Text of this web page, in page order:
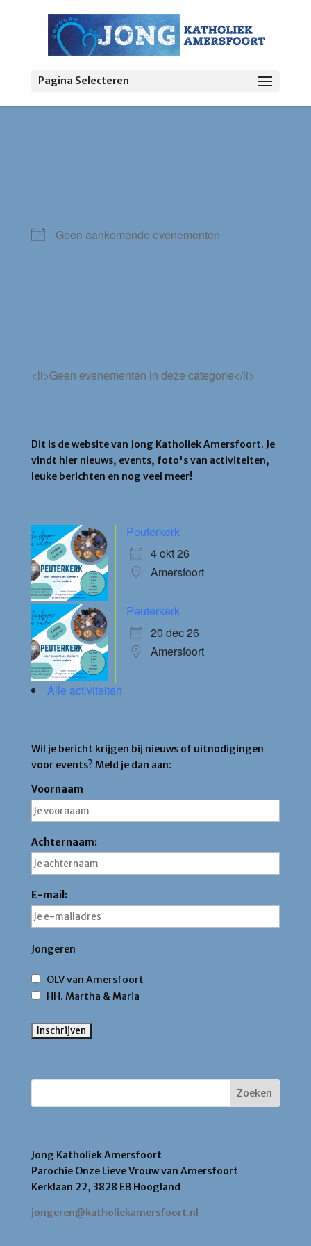
Pagina Selecteren
Geen aankomende evenementen
<li>Geen evenementen in deze categorie</li>
Dit is de website van Jong Katholiek Amersfoort. Je
vindt hier nieuws, events, foto's van activiteiten,
leuke berichten en nog veel meer!
Peuterkerk
4 okt 26
Amersfoort
Peuterkerk
20 dec 26
Amersfoort
Alle activiteiten
Wil je bericht krijgen bij nieuws of uitnodigingen
voor events? Meld je dan aan:
Voornaam
Achternaam:
E-mail:
Jongeren
OLV van Amersfoort
HH. Martha & Maria
Jong Katholiek Amersfoort
Parochie Onze Lieve Vrouw van Amersfoort
Kerklaan 22, 3828 EB Hoogland
jongeren@katholiekamersfoort.nl